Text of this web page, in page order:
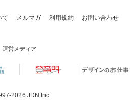
て メルマガ 利用規約 お問い合わせ
運営メディア
2026 JDN Inc.